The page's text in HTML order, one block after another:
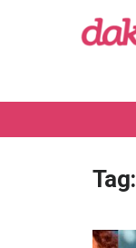
Tag: